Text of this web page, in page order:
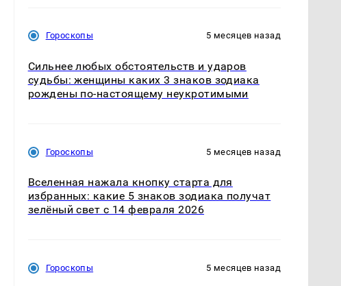
Гороскопы 5 месяцев назад
Сильнее любых обстоятельств и ударов
судьбы: женщины каких 3 знаков зодиака
рождены по-настоящему неукротимыми
Гороскопы 5 месяцев назад
Вселенная нажала кнопку старта для
избранных: какие 5 знаков зодиака получат
зелёный свет с 14 февраля 2026
Гороскопы 5 месяцев назад